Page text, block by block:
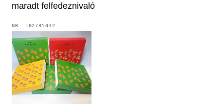
maradt felfedeznivaló
NR. 102735042